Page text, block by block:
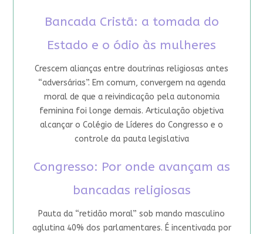
Bancada Cristã: a tomada do
Estado e o ódio às mulheres
Crescem alianças entre doutrinas religiosas antes
“adversárias”. Em comum, convergem na agenda
moral de que a reivindicação pela autonomia
feminina foi longe demais. Articulação objetiva
alcançar o Colégio de Líderes do Congresso e o
controle da pauta legislativa
Congresso: Por onde avançam as
bancadas religiosas
Pauta da “retidão moral” sob mando masculino
aglutina 40% dos parlamentares. É incentivada por